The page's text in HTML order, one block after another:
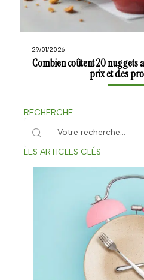
29/01/2026
Combien coûtent 20 nuggets
prix et des
RECHERCHE
LES ARTICLES CLÉS